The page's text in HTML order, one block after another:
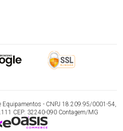
Equipamentos - CNPJ 18.209.95/0001-54,
CEP: 32240-090 Contagem/MG